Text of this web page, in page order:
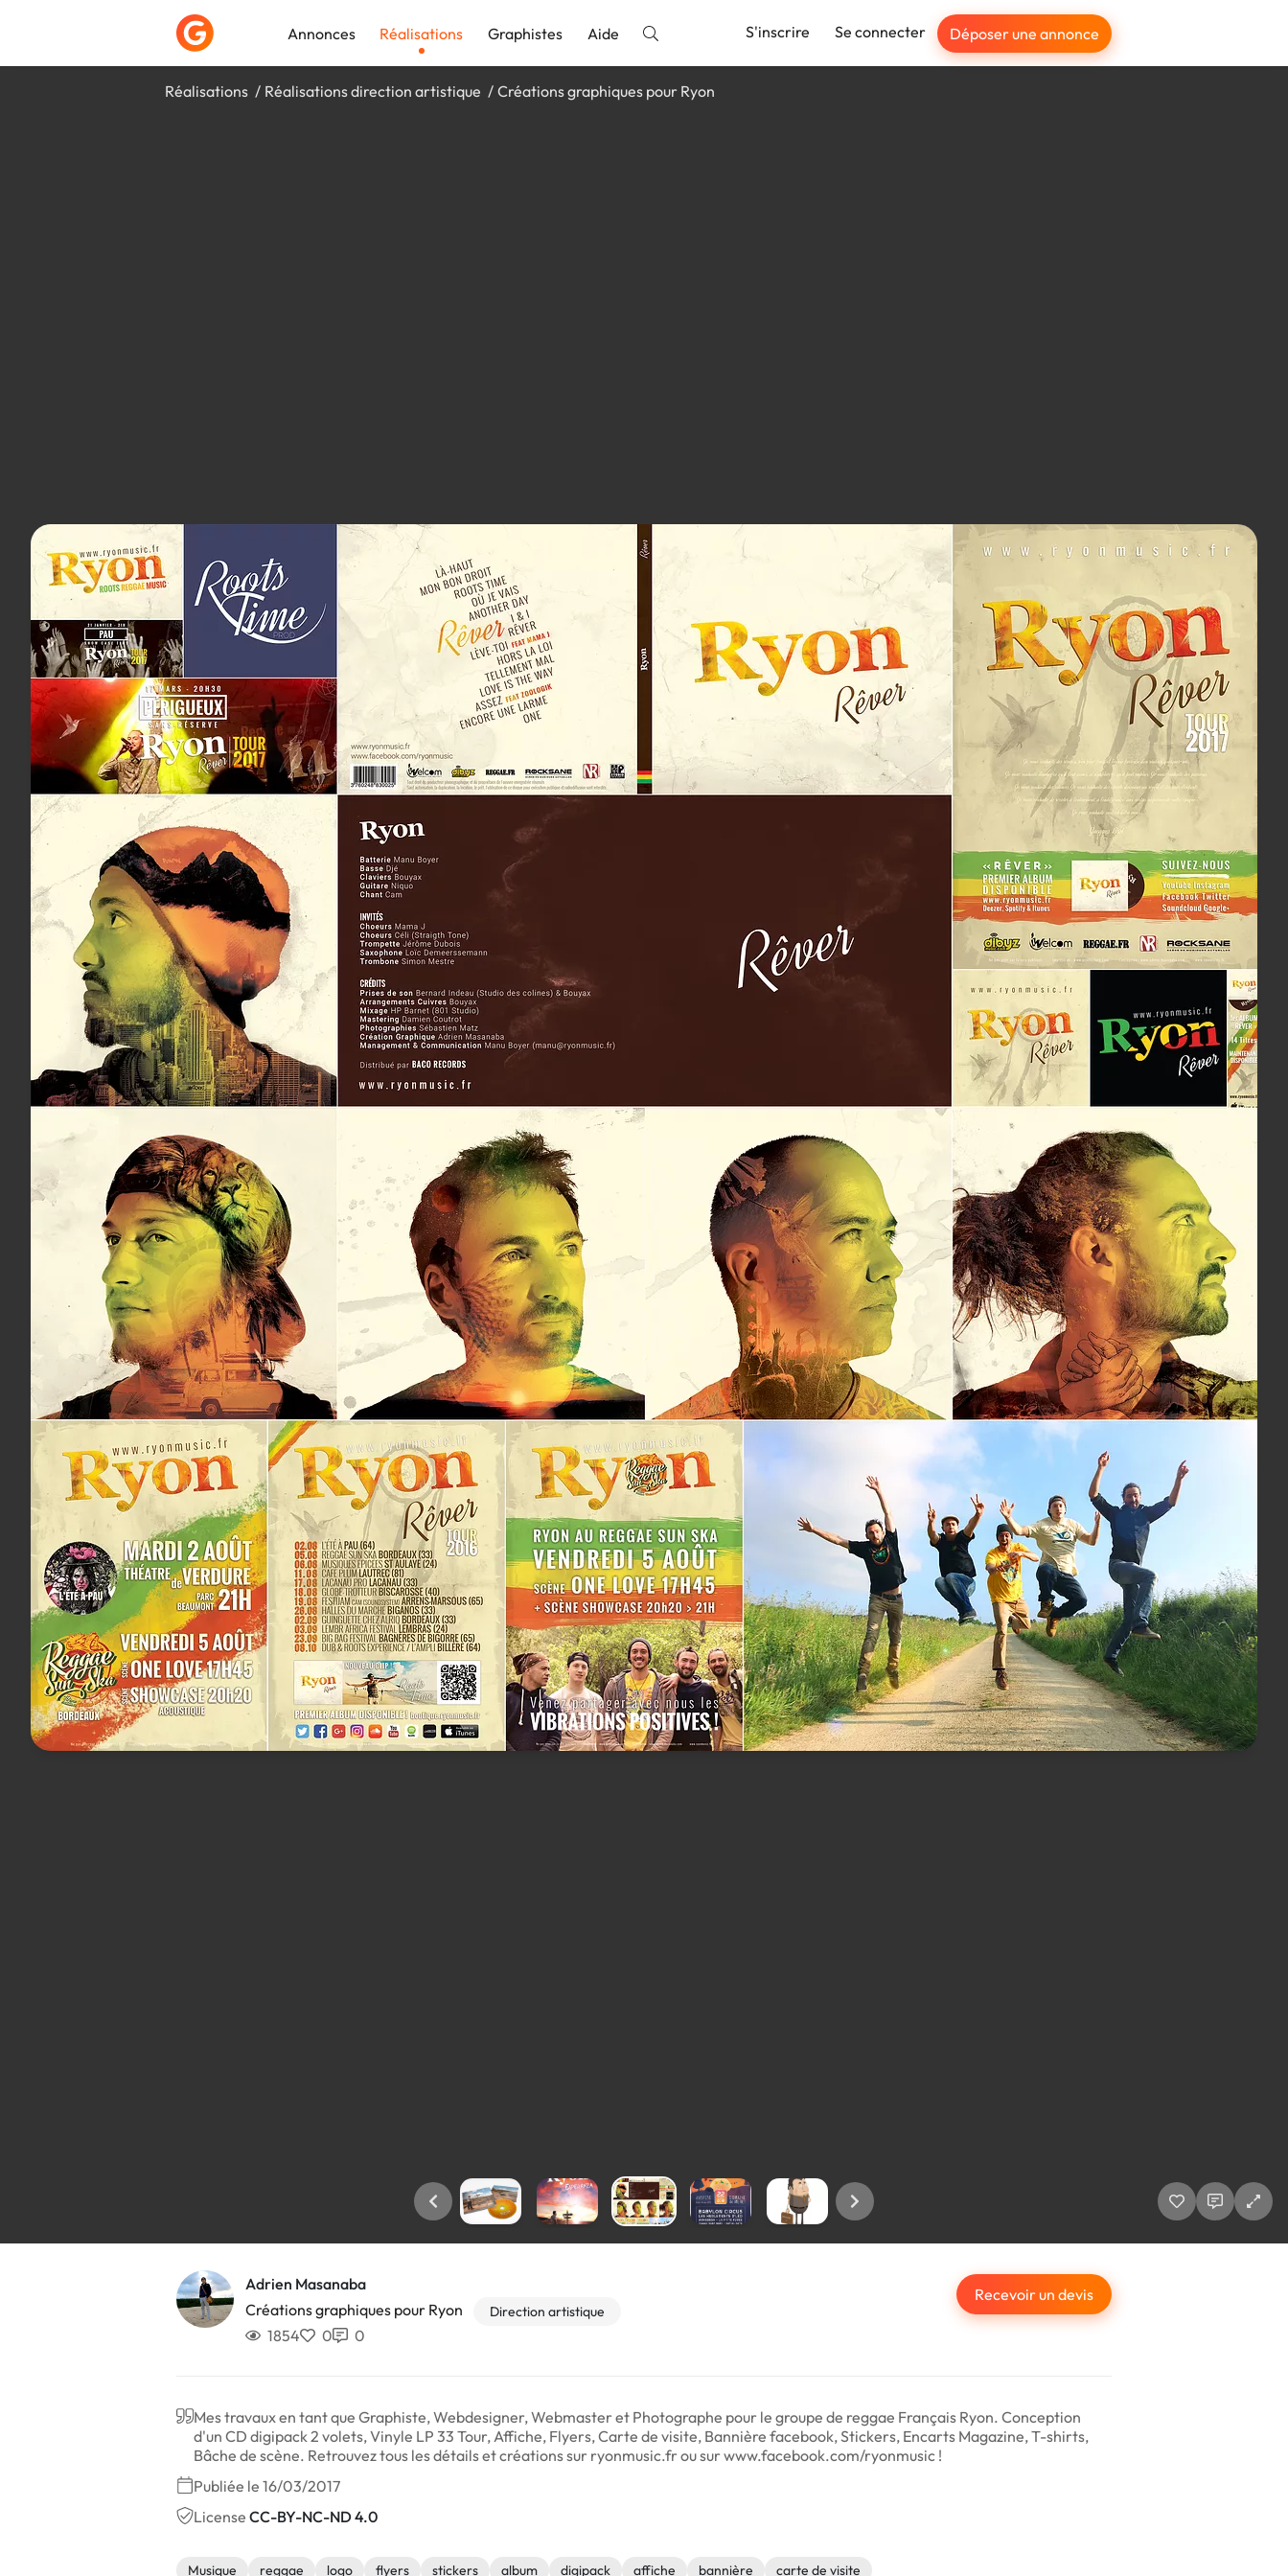
Annonces Réalisations Graphistes Aide S'inscrire Se connecter Déposer une annonce
Réalisations Réalisations direction artistique Créations graphiques pour Ryon
Adrien Masanaba
Créations graphiques pour Ryon
Direction artistique
1854 0 0
Recevoir un devis
Mes travaux en tant que Graphiste, Webdesigner, Webmaster et Photographe pour le groupe de reggae Français Ryon. Conception
d'un CD digipack 2 volets, Vinyle LP 33 Tour, Affiche, Flyers, Carte de visite, Bannière facebook, Stickers, Encarts Magazine, T-shirts,
Bâche de scène. Retrouvez tous les détails et créations sur ryonmusic.fr ou sur www.facebook.com/ryonmusic !
Publiée le 16/03/2017
License CC-BY-NC-ND 4.0
Musique reggae logo flyers stickers album digipack affiche bannière carte de visite